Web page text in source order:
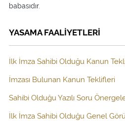
babasıdır.
YASAMA FAALİYETLERİ
İlk İmza Sahibi Olduğu Kanun
İmzası Bulunan Kanun Teklifleri
Sahibi Olduğu Yazılı Soru
İlk İmza Sahibi Olduğu Genel